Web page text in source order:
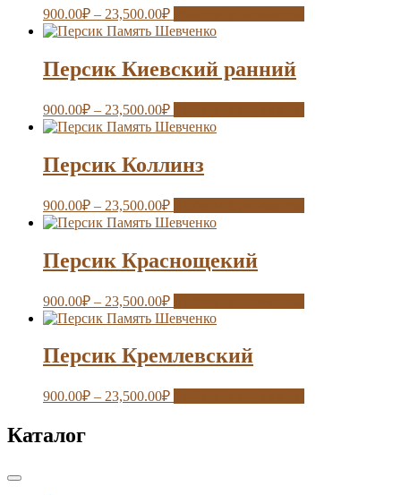
900.00₽ – 23,500.00₽
Персик Киевский ранний
900.00₽ – 23,500.00₽
Персик Коллинз
900.00₽ – 23,500.00₽
Персик Краснощекий
900.00₽ – 23,500.00₽
Персик Кремлевский
900.00₽ – 23,500.00₽
Каталог